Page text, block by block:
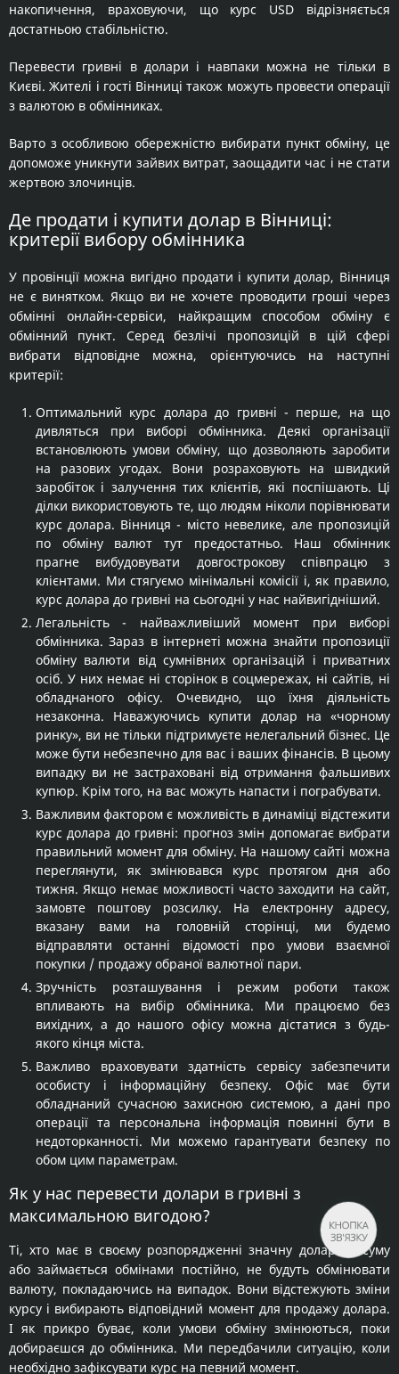
накопичення, враховуючи, що курс USD відрізняється
достатньою стабільністю.
Перевести гривні в долари і навпаки можна не тільки в
Києві. Жителі і гості Вінниці також можуть провести операції
з валютою в обмінниках.
Варто з особливою обережністю вибирати пункт обміну, це
допоможе уникнути зайвих витрат, заощадити час і не стати
жертвою злочинців.
Де продати і купити долар в Вінниці:
критерії вибору обмінника
У провінції можна вигідно продати і купити долар, Вінниця
не є винятком. Якщо ви не хочете проводити гроші через
обмінні онлайн-сервіси, найкращим способом обміну є
обмінний пункт. Серед безлічі пропозицій в цій сфері
вибрати відповідне можна, орієнтуючись на наступні
критерії:
Оптимальний курс долара до гривні - перше, на що
дивляться при виборі обмінника. Деякі організації
встановлюють умови обміну, що дозволяють заробити
на разових угодах. Вони розраховують на швидкий
заробіток і залучення тих клієнтів, які поспішають. Ці
ділки використовують те, що людям ніколи порівнювати
курс долара. Вінниця - місто невелике, але пропозицій
по обміну валют тут предостатньо. Наш обмінник
прагне вибудовувати довгострокову співпрацю з
клієнтами. Ми стягуємо мінімальні комісії і, як правило,
курс долара до гривні на сьогодні у нас найвигідніший.
Легальність - найважливіший момент при виборі
обмінника. Зараз в інтернеті можна знайти пропозиції
обміну валюти від сумнівних організацій і приватних
осіб. У них немає ні сторінок в соцмережах, ні сайтів, ні
обладнаного офісу. Очевидно, що їхня діяльність
незаконна. Наважуючись купити долар на «чорному
ринку», ви не тільки підтримуєте нелегальний бізнес. Це
може бути небезпечно для вас і ваших фінансів. В цьому
випадку ви не застраховані від отримання фальшивих
купюр. Крім того, на вас можуть напасти і пограбувати.
Важливим фактором є можливість в динаміці відстежити
курс долара до гривні: прогноз змін допомагає вибрати
правильний момент для обміну. На нашому сайті можна
переглянути, як змінювався курс протягом дня або
тижня. Якщо немає можливості часто заходити на сайт,
замовте поштову розсилку. На електронну адресу,
вказану вами на головній сторінці, ми будемо
відправляти останні відомості про умови взаємної
покупки / продажу обраної валютної пари.
Зручність розташування і режим роботи також
впливають на вибір обмінника. Ми працюємо без
вихідних, а до нашого офісу можна дістатися з будь-
якого кінця міста.
Важливо враховувати здатність сервісу забезпечити
особисту і інформаційну безпеку. Офіс має бути
обладнаний сучасною захисною системою, а дані про
операції та персональна інформація повинні бути в
недоторканності. Ми можемо гарантувати безпеку по
обом цим параметрам.
Як у нас перевести долари в гривні з
максимальною вигодою?
Ті, хто має в своєму розпорядженні значну доларову суму
або займається обмінами постійно, не будуть обмінювати
валюту, покладаючись на випадок. Вони відстежують зміни
курсу і вибирають відповідний момент для продажу долара.
І як прикро буває, коли умови обміну змінюються, поки
добираєшся до обмінника. Ми передбачили ситуацію, коли
необхідно зафіксувати курс на певний момент.
КНОПКА
ЗВ'ЯЗКУ